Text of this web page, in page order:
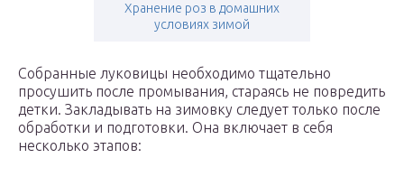
Хранение роз в домашних
условиях зимой
Собранные луковицы необходимо тщательно
просушить после промывания, стараясь не повредить
детки. Закладывать на зимовку следует только после
обработки и подготовки. Она включает в себя
несколько этапов: